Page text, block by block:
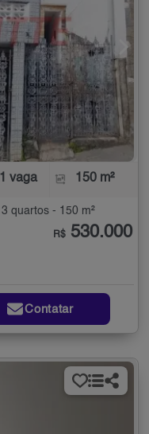
1 vaga 150 m²
quartos - 150 m²
R$ 530.000
Contatar